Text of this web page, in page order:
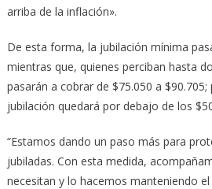
arriba de la inflación».
De esta forma, la jubilación mínima
mientras que, quienes perciban hasta
pasarán a cobrar de $75.050 a
jubilación quedará por debajo de los
“Estamos dando un paso más para
jubiladas. Con esta medida,
necesitan y lo hacemos manteniendo